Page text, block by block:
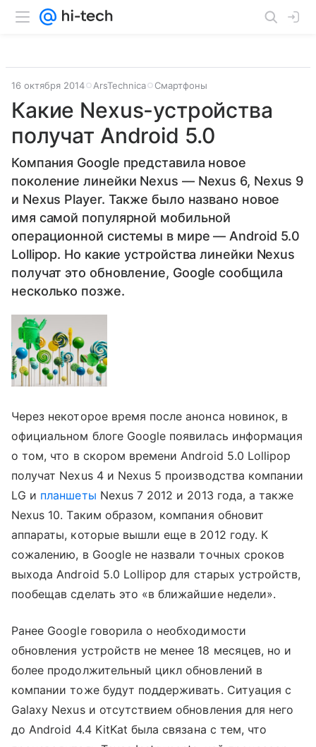
16 октября 2014 ArsTechnica Смартфоны
Какие Nexus-устройства
получат Android 5.0
Компания Google представила новое
поколение линейки Nexus — Nexus 6, Nexus 9
и Nexus Player. Также было названо новое
имя самой популярной мобильной
операционной системы в мире — Android 5.0
Lollipop. Но какие устройства линейки Nexus
получат это обновление, Google сообщила
несколько позже.
Через некоторое время после анонса новинок, в
официальном блоге Google появилась информация
о том, что в скором времени Android 5.0 Lollipop
получат Nexus 4 и Nexus 5 производства компании
LG и планшеты Nexus 7 2012 и 2013 года, a также
Nexus 10. Таким образом, компания обновит
аппараты, которые вышли еще в 2012 году. К
сожалению, в Google не назвали точных сроков
выхода Android 5.0 Lollipop для старых устройств,
пообещав сделать это «в ближайшие недели».
Ранее Google говорила о необходимости
обновления устройств не менее 18 месяцев, но и
более продолжительный цикл обновлений в
компании тоже будут поддерживать. Ситуация с
Galaxy Nexus и отсутствием обновления для него
до Android 4.4 KitKat была связана с тем, что